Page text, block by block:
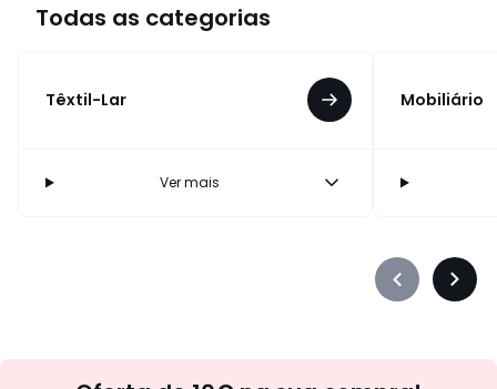
Todas as categorias
Têxtil-Lar
Ver mais
Mobiliário
Précédent